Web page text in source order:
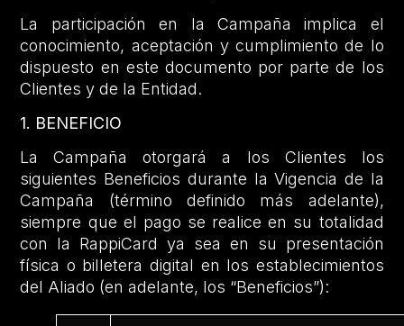
La participación en la Campaña implica el
conocimiento, aceptación y cumplimiento de lo
dispuesto en este documento por parte de los
Clientes y de la Entidad.
1. BENEFICIO
La Campaña otorgará a los Clientes los
siguientes Beneficios durante la Vigencia de la
Campaña (término definido más adelante),
siempre que el pago se realice en su totalidad
con la RappiCard ya sea en su presentación
física o billetera digital en los establecimientos
del Aliado (en adelante, los “Beneficios”):